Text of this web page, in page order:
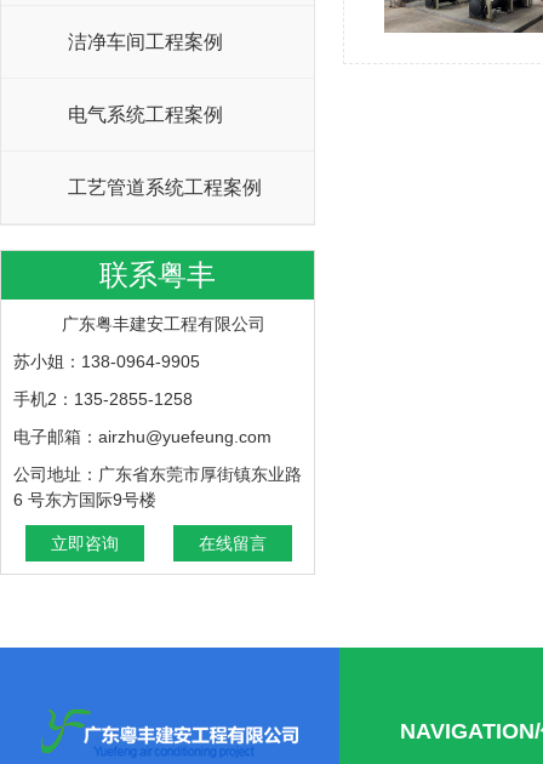
洁净车间工程案例
电气系统工程案例
工艺管道系统工程案例
联系粤丰
广东粤丰建安工程有限公司
苏小姐：138-0964-9905
手机2：135-2855-1258
电子邮箱：airzhu@yuefeung.com
公司地址：广东省东莞市厚街镇东业路
6 号东方国际9号楼
立即咨询 在线留言